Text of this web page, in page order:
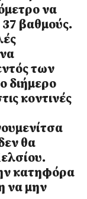
να
βαθμούς.
των
διήμερο
κοντινές
θα
κατηφόρα
να μην